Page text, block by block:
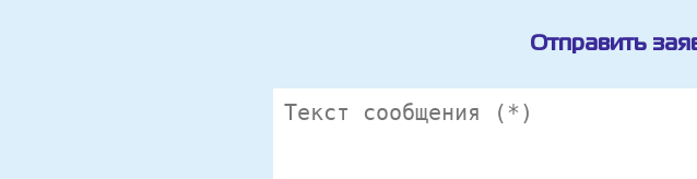
Отправить